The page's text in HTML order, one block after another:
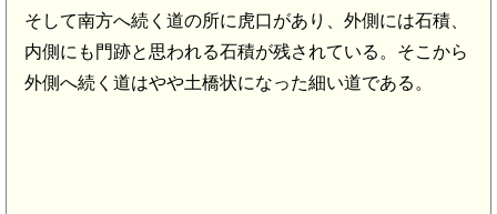
そして南方へ続く道の所に虎口があり、外側には石積、
内側にも門跡と思われる石積が残されている。そこから
外側へ続く道はやや土橋状になった細い道である。